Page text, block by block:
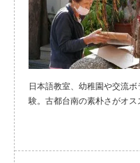
日本語教室、幼稚園や交流
験。古都台南の素朴さがオス